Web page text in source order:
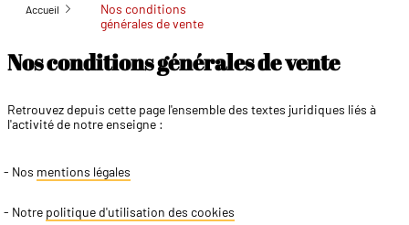
Accueil
Nos conditions
générales de vente
Nos conditions générales de vente
Retrouvez depuis cette page l'ensemble des textes juridiques liés à
l'activité de notre enseigne :
Nos mentions légales
Notre politique d'utilisation des cookies